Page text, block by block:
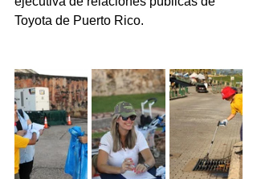
Toyota de Puerto Rico.